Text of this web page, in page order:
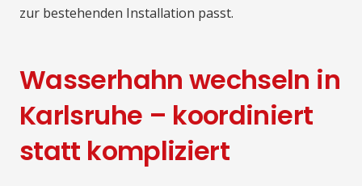
zur bestehenden Installation passt.
Wasserhahn wechseln in
Karlsruhe – koordiniert
statt kompliziert